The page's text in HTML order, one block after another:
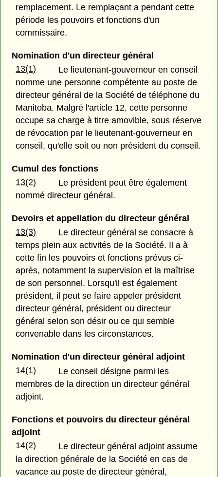
remplacement. Le remplaçant a pendant cette
période les pouvoirs et fonctions d'un
commissaire.
Nomination d'un directeur général
13(1)
Le lieutenant-gouverneur en conseil
nomme une personne compétente au poste de
directeur général de la Société de téléphone du
Manitoba. Malgré l'article 12, cette personne
occupe sa charge à titre amovible, sous réserve
de révocation par le lieutenant-gouverneur en
conseil, qu'elle soit ou non président du conseil.
Cumul des fonctions
13(2)
Le président peut être également
nommé directeur général.
Devoirs et appellation du directeur général
13(3)
Le directeur général se consacre à
temps plein aux activités de la Société. Il a à
cette fin les pouvoirs et fonctions prévus ci-
après, notamment la supervision et la maîtrise
de son personnel. Lorsqu'il est également
président, il peut se faire appeler président
directeur général, président ou directeur
général selon son désir ou ce qui semble
convenable dans les circonstances.
Nomination d'un directeur général adjoint
14(1)
Le conseil désigne parmi les
membres de la direction un directeur général
adjoint.
Fonctions et pouvoirs du directeur général
adjoint
14(2)
Le directeur général adjoint assume
la direction générale de la Société en cas de
vacance au poste de directeur général,